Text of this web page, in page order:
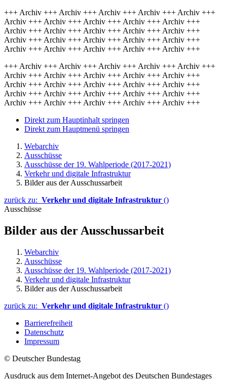
+++ Archiv +++ Archiv +++ Archiv +++ Archiv +++ Archiv +++
Archiv +++ Archiv +++ Archiv +++ Archiv +++ Archiv +++
Archiv +++ Archiv +++ Archiv +++ Archiv +++ Archiv +++
Archiv +++ Archiv +++ Archiv +++ Archiv +++ Archiv +++
Archiv +++ Archiv +++ Archiv +++ Archiv +++ Archiv +++
+++ Archiv +++ Archiv +++ Archiv +++ Archiv +++ Archiv +++
Archiv +++ Archiv +++ Archiv +++ Archiv +++ Archiv +++
Archiv +++ Archiv +++ Archiv +++ Archiv +++ Archiv +++
Archiv +++ Archiv +++ Archiv +++ Archiv +++ Archiv +++
Archiv +++ Archiv +++ Archiv +++ Archiv +++ Archiv +++
Direkt zum Hauptinhalt springen
Direkt zum Hauptmenü springen
Webarchiv
Ausschüsse
Ausschüsse der 19. Wahlperiode (2017-2021)
Verkehr und digitale Infrastruktur
Bilder aus der Ausschussarbeit
zurück zu: Verkehr und digitale Infrastruktur ()
Ausschüsse
Bilder aus der Ausschussarbeit
Webarchiv
Ausschüsse
Ausschüsse der 19. Wahlperiode (2017-2021)
Verkehr und digitale Infrastruktur
Bilder aus der Ausschussarbeit
zurück zu: Verkehr und digitale Infrastruktur ()
Barrierefreiheit
Datenschutz
Impressum
© Deutscher Bundestag
Ausdruck aus dem Internet-Angebot des Deutschen Bundestages